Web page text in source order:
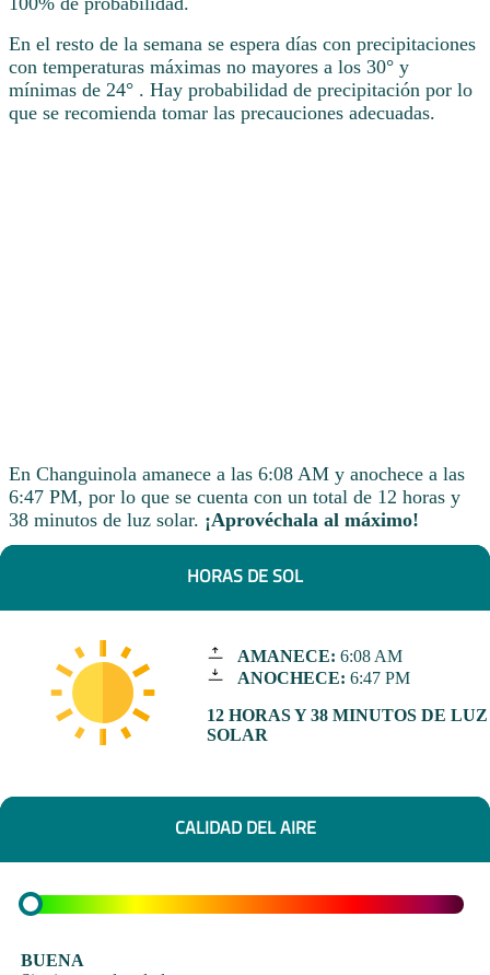
En el resto de la semana se espera días con precipitaciones
con temperaturas máximas no mayores a los 30° y
mínimas de 24° . Hay probabilidad de precipitación por lo
que se recomienda tomar las precauciones adecuadas.
En Changuinola amanece a las 6:08 AM y anochece a las
6:47 PM, por lo que se cuenta con un total de 12 horas y
38 minutos de luz solar. ¡Aprovéchala al máximo!
HORAS DE SOL
AMANECE: 6:08 AM
ANOCHECE: 6:47 PM
12 HORAS Y 38 MINUTOS DE LUZ
SOLAR
CALIDAD DEL AIRE
BUENA